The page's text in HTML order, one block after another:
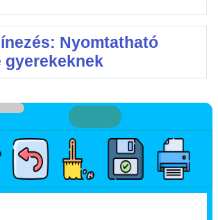
Nyomtatható
gyerekeknek